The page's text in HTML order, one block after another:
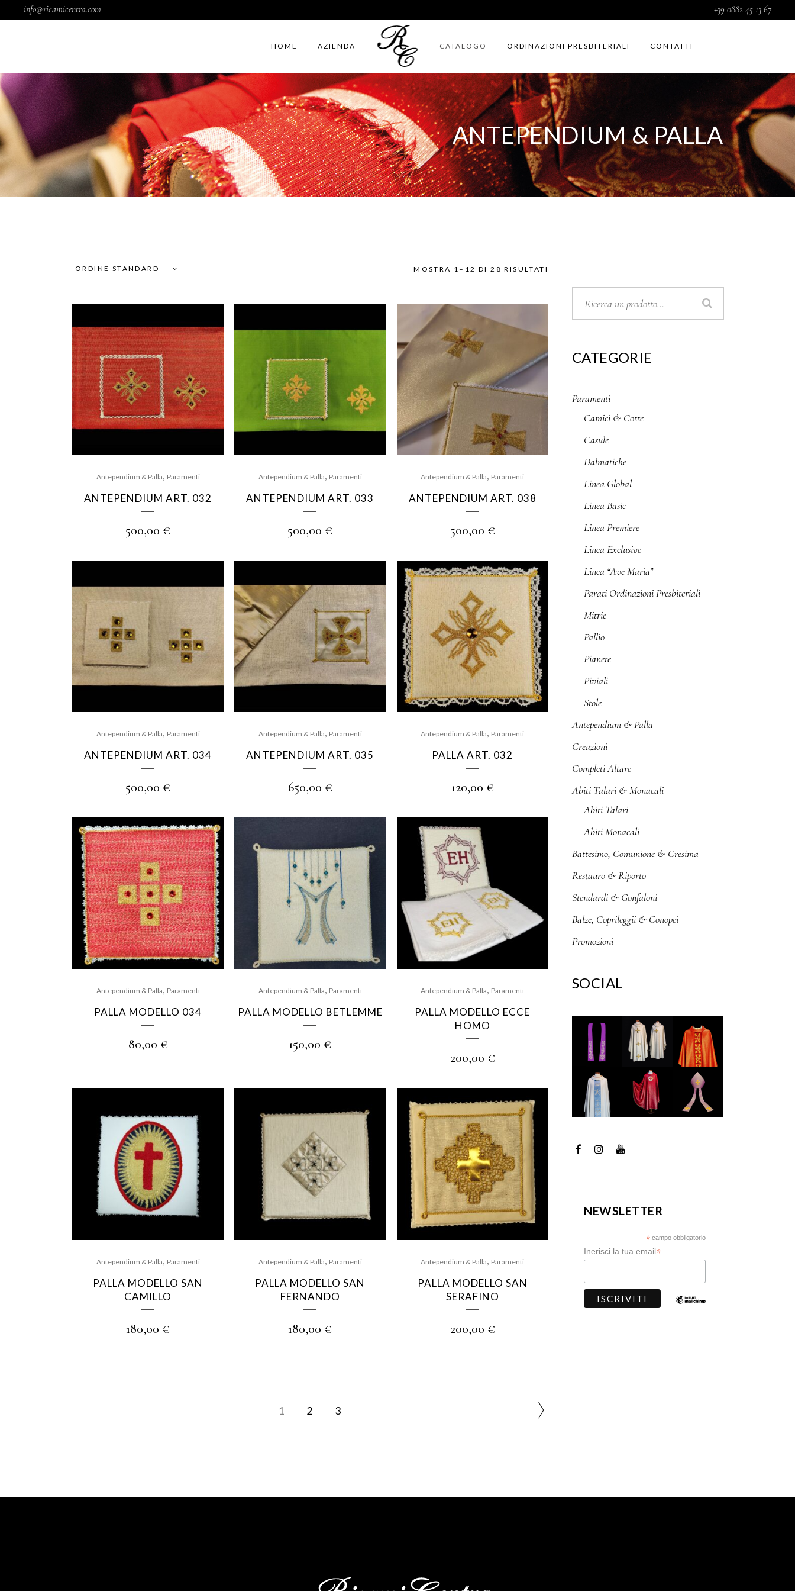
info@ricamicentra.com +39 0882 45 13 67
HOME AZIENDA CATALOGO ORDINAZIONI PRESBITERIALI CONTATTI
ANTEPENDIUM & PALLA
MOSTRA 1–12 DI 28 RISULTATI
ORDINE STANDARD
Antependium & Palla, Paramenti
ANTEPENDIUM ART. 032
500,00 €
Antependium & Palla, Paramenti
ANTEPENDIUM ART. 033
500,00 €
Antependium & Palla, Paramenti
ANTEPENDIUM ART. 038
500,00 €
Antependium & Palla, Paramenti
ANTEPENDIUM ART. 034
500,00 €
Antependium & Palla, Paramenti
ANTEPENDIUM ART. 035
650,00 €
Antependium & Palla, Paramenti
PALLA ART. 032
120,00 €
Antependium & Palla, Paramenti
PALLA MODELLO 034
80,00 €
Antependium & Palla, Paramenti
PALLA MODELLO BETLEMME
150,00 €
Antependium & Palla, Paramenti
PALLA MODELLO ECCE
HOMO
200,00 €
Antependium & Palla, Paramenti
PALLA MODELLO SAN
CAMILLO
180,00 €
Antependium & Palla, Paramenti
PALLA MODELLO SAN
FERNANDO
180,00 €
Antependium & Palla, Paramenti
PALLA MODELLO SAN
SERAFINO
200,00 €
1 2 3
CATEGORIE
Paramenti
Camici & Cotte
Casule
Dalmatiche
Linea Global
Linea Basic
Linea Premiere
Linea Exclusive
Linea “Ave Maria”
Parati Ordinazioni Presbiteriali
Mitrie
Pallio
Pianete
Piviali
Stole
Antependium & Palla
Creazioni
Completi Altare
Abiti Talari & Monacali
Abiti Talari
Abiti Monacali
Battesimo, Comunione & Cresima
Restauro & Riporto
Stendardi & Gonfaloni
Balze, Coprileggii & Conopei
Promozioni
SOCIAL
NEWSLETTER
* campo obbligatorio
Inerisci la tua email*